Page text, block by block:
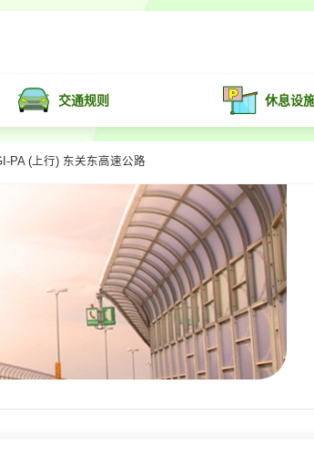
交通规则 休息设
PA (上行) 东关东高速公路